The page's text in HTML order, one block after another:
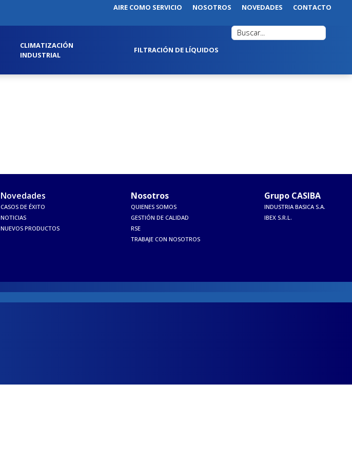
AIRE COMO SERVICIO NOSOTROS NOVEDADES CONTACTO
CLIMATIZACIÓN
INDUSTRIAL
FILTRACIÓN DE LÍQUIDOS
Novedades
CASOS DE ÉXITO
NOTICIAS
NUEVOS PRODUCTOS
Nosotros
QUIENES SOMOS
GESTIÓN DE CALIDAD
RSE
TRABAJE CON NOSOTROS
Grupo CASIBA
INDUSTRIA BASICA S.A.
IBEX S.R.L.